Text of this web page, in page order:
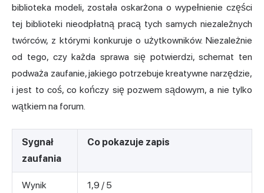
biblioteka modeli, została oskarżona o wypełnienie części
tej biblioteki nieodpłatną pracą tych samych niezależnych
twórców, z którymi konkuruje o użytkowników. Niezależnie
od tego, czy każda sprawa się potwierdzi, schemat ten
podważa zaufanie, jakiego potrzebuje kreatywne narzędzie,
i jest to coś, co kończy się pozwem sądowym, a nie tylko
wątkiem na forum.
Sygnał
zaufania
Co pokazuje zapis
Wynik
1,9 / 5